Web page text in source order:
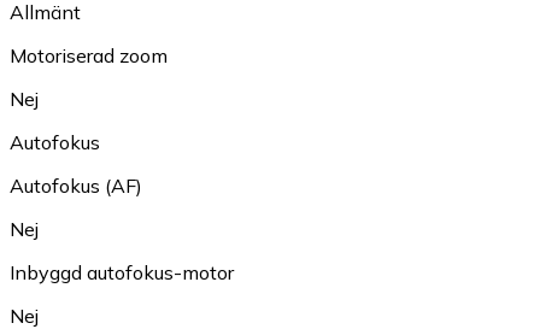
Allmänt
Motoriserad zoom
Nej
Autofokus
Autofokus (AF)
Nej
Inbyggd autofokus-motor
Nej